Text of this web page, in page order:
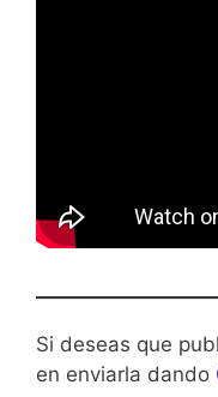
Si deseas que
en enviarla dando